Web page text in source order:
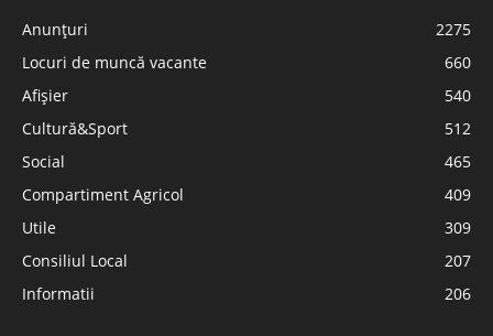
Anunțuri
2275
Locuri de muncă vacante
660
Afișier
540
Cultură&Sport
512
Social
465
Compartiment Agricol
409
Utile
309
Consiliul Local
207
Informatii
206